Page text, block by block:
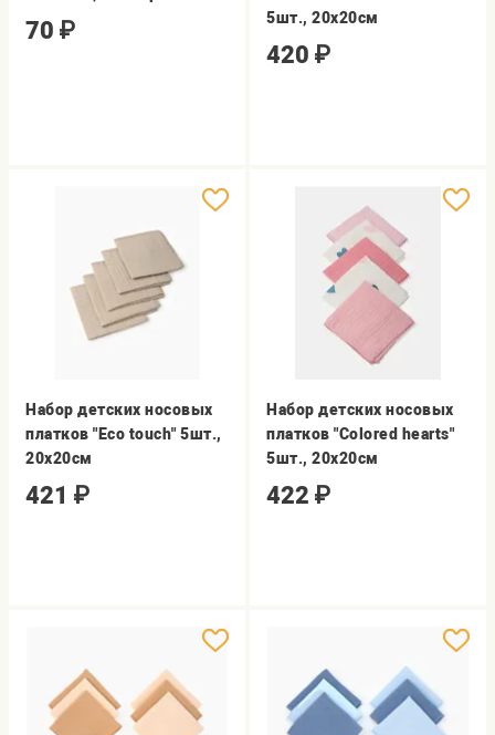
70 ₽
5шт., 20х20см
420 ₽
Набор детских носовых
платков "Eco touch" 5шт.,
20х20см
421 ₽
Набор детских носовых
платков "Сolored hearts"
5шт., 20х20см
422 ₽